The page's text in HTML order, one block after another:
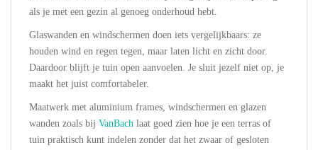
als je met een gezin al genoeg onderhoud hebt.
Glaswanden en windschermen doen iets vergelijkbaars: ze
houden wind en regen tegen, maar laten licht en zicht door.
Daardoor blijft je tuin open aanvoelen. Je sluit jezelf niet op, je
maakt het juist comfortabeler.
Maatwerk met aluminium frames, windschermen en glazen
wanden zoals bij VanBach laat goed zien hoe je een terras of
tuin praktisch kunt indelen zonder dat het zwaar of gesloten